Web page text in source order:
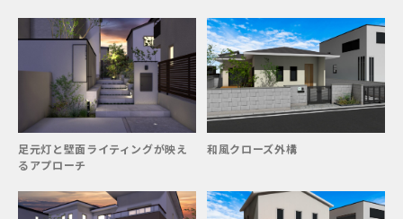
足元灯と壁面ライティングが映え
るアプローチ
和風クローズ外構